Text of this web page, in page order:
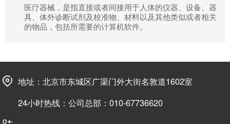
医疗器械，是指直接或者间接用于人体的仪器、设备、器
具、体外诊断试剂及校准物、材料以及其他类似或者相关
的物品，包括所需要的计算机软件。
地址：北京市东城区广渠门外大街名敦道1602室
24小时热线：公司总部：010-67736620